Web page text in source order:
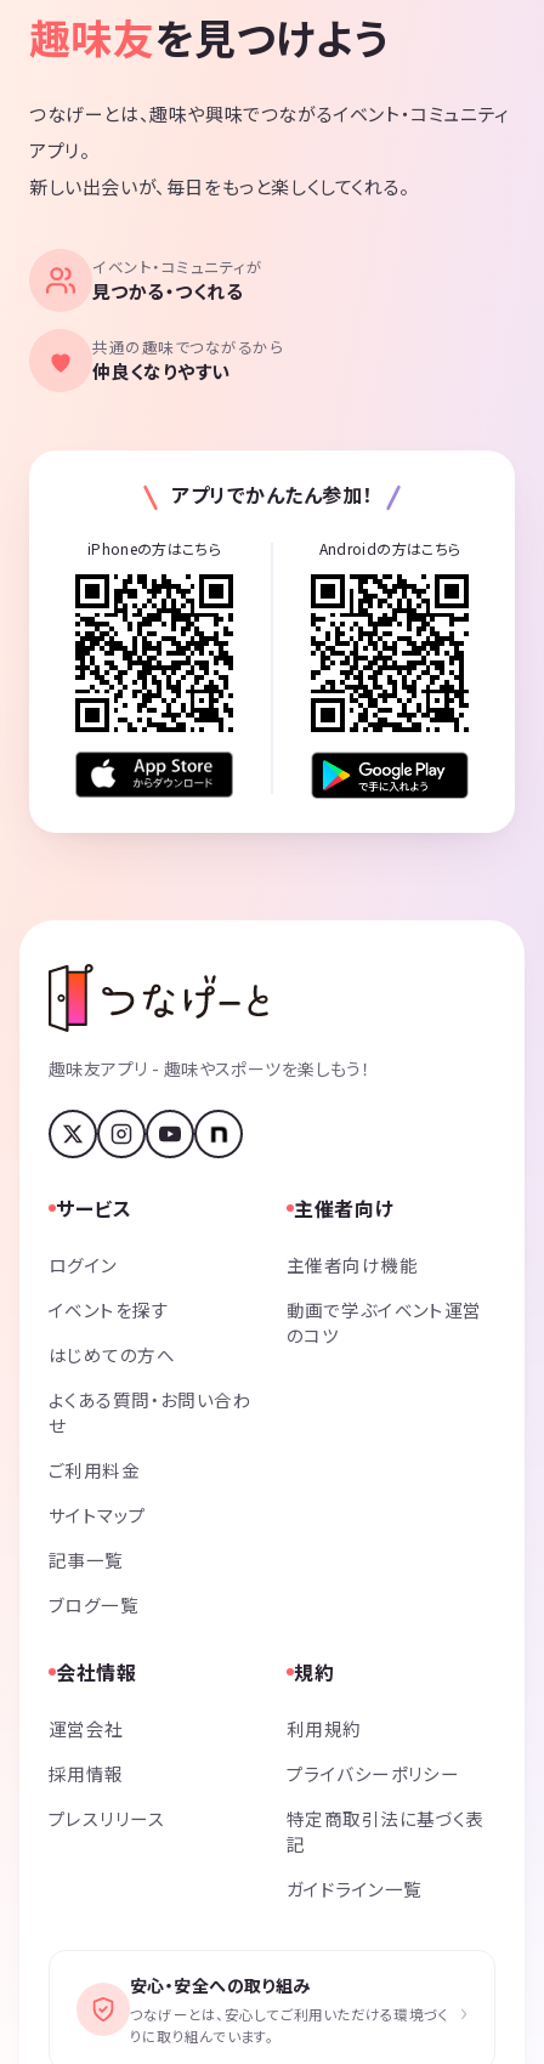
趣味友を見つけよう
つなげーとは、趣味や興味でつながるイベント・コミュニティ
アプリ。
新しい出会いが、毎日をもっと楽しくしてくれる。
イベント・コミュニティが
見つかる・つくれる
共通の趣味でつながるから
仲良くなりやすい
アプリでかんたん参加！
iPhoneの方はこちら Androidの方はこちら
趣味友アプリ - 趣味やスポーツを楽しもう！
サービス
ログイン
イベントを探す
はじめての方へ
よくある質問・お問い合わ
せ
ご利用料金
サイトマップ
記事一覧
ブログ一覧
主催者向け
主催者向け機能
動画で学ぶイベント運営
のコツ
会社情報
運営会社
採用情報
プレスリリース
規約
利用規約
プライバシーポリシー
特定商取引法に基づく表
記
ガイドライン一覧
安心・安全への取り組み
つなげーとは、安心してご利用いただける環境づく
りに取り組んでいます。
›